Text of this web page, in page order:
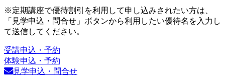
※定期講座で優待割引を利用して申し込みされたい方は、
「見学申込・問合せ」ボタンから利用したい優待名を入力し
て送信してください。
受講申込・予約
体験申込・予約
見学申込・問合せ